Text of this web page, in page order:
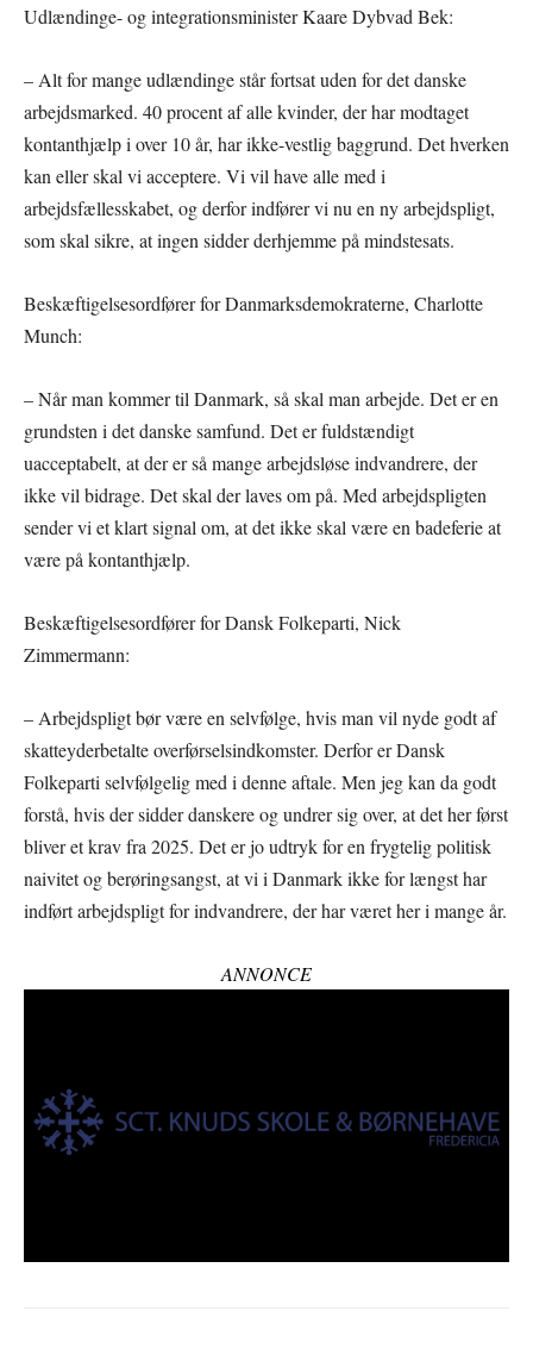
Udlændinge- og integrationsminister Kaare Dybvad Bek:
– Alt for mange udlændinge står fortsat uden for det danske
arbejdsmarked. 40 procent af alle kvinder, der har modtaget
kontanthjælp i over 10 år, har ikke-vestlig baggrund. Det hverken
kan eller skal vi acceptere. Vi vil have alle med i
arbejdsfællesskabet, og derfor indfører vi nu en ny arbejdspligt,
som skal sikre, at ingen sidder derhjemme på mindstesats.
Beskæftigelsesordfører for Danmarksdemokraterne, Charlotte
Munch:
– Når man kommer til Danmark, så skal man arbejde. Det er en
grundsten i det danske samfund. Det er fuldstændigt
uacceptabelt, at der er så mange arbejdsløse indvandrere, der
ikke vil bidrage. Det skal der laves om på. Med arbejdspligten
sender vi et klart signal om, at det ikke skal være en badeferie at
være på kontanthjælp.
Beskæftigelsesordfører for Dansk Folkeparti, Nick
Zimmermann:
– Arbejdspligt bør være en selvfølge, hvis man vil nyde godt af
skatteyderbetalte overførselsindkomster. Derfor er Dansk
Folkeparti selvfølgelig med i denne aftale. Men jeg kan da godt
forstå, hvis der sidder danskere og undrer sig over, at det her først
bliver et krav fra 2025. Det er jo udtryk for en frygtelig politisk
naivitet og berøringsangst, at vi i Danmark ikke for længst har
indført arbejdspligt for indvandrere, der har været her i mange år.
ANNONCE